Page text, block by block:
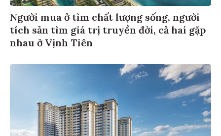
Người mua ở tìm chất lượng sống, người
tích sản tìm giá trị truyền đời, cả hai gặp
nhau ở Vịnh Tiên